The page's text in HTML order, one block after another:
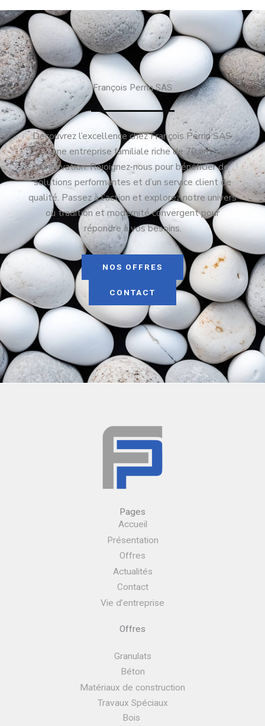
François Perrin SAS
Découvrez l’excellence chez François Perrin SAS,
une entreprise familiale riche de 70 ans
d’innovation. Rejoignez-nous pour bénéficier de
solutions performantes et d’un service client de
qualité. Passez à l’action et explorez notre univers
où tradition et modernité convergent pour
répondre à vos besoins.
NOS OFFRES
CONTACT
Pages
Accueil
Présentation
Offres
Actualités
Contact
Vie d’entreprise
Offres
Granulats
Béton
Matériaux de construction
Travaux Spéciaux
Bois